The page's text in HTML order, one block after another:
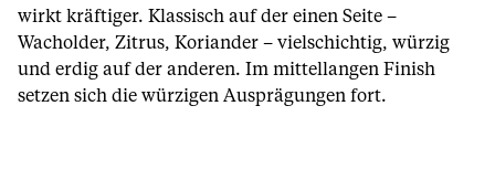
wirkt kräftiger. Klassisch auf der einen Seite –
Wacholder, Zitrus, Koriander – vielschichtig, würzig
und erdig auf der anderen. Im mittellangen Finish
setzen sich die würzigen Ausprägungen fort.